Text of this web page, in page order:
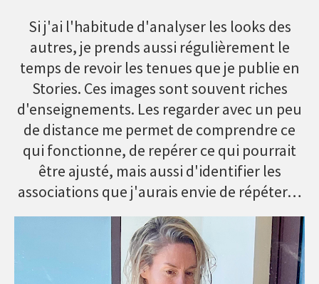
Si j'ai l'habitude d'analyser les looks des
autres, je prends aussi régulièrement le
temps de revoir les tenues que je publie en
Stories. Ces images sont souvent riches
d'enseignements. Les regarder avec un peu
de distance me permet de comprendre ce
qui fonctionne, de repérer ce qui pourrait
être ajusté, mais aussi d'identifier les
associations que j'aurais envie de répéter…